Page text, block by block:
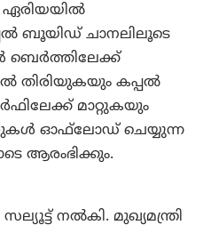
ഏരിയയിൽ
ബൂയിഡ് ചാനലിലൂടെ
ബെർത്തിലേക്ക്
തിരിയുകയും കപ്പൽ
മാറ്റുകയും
ഓഫ്‌ലോഡ് ചെയ്യുന്ന
ആരംഭിക്കും.
നൽകി. മുഖ്യമന്ത്രി